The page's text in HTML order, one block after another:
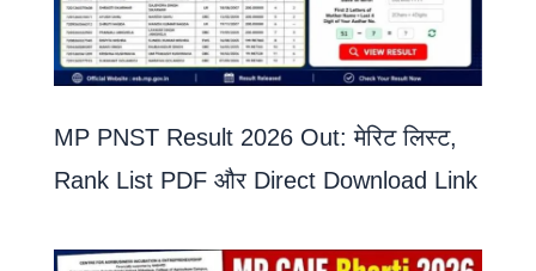
MP PNST Result 2026 Out: मेरिट लिस्ट,
Rank List PDF और Direct Download Link